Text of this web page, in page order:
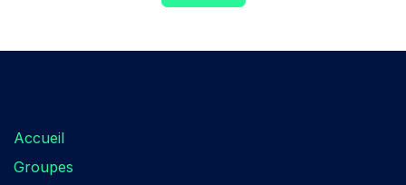
Accueil
Groupes